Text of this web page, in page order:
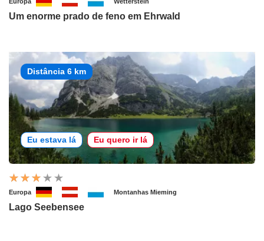
Um enorme prado de feno em Ehrwald
Distância 6 km
Eu estava lá Eu quero ir lá
Europa Montanhas Mieming
Lago Seebensee